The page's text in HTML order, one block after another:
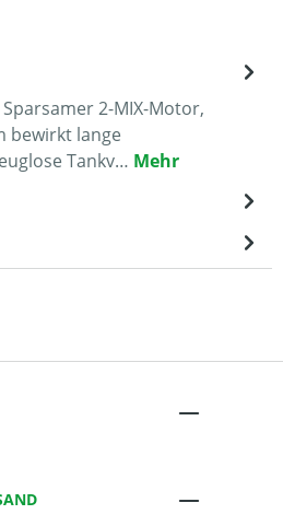
2-MIX-Motor,
bewirkt lange
Tankv… Mehr